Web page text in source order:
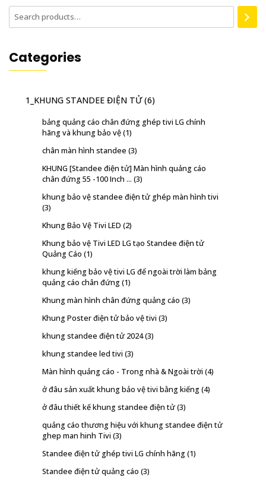
Categories
1_KHUNG STANDEE ĐIỆN TỬ (6)
bảng quảng cáo chân đứng ghép tivi LG chính
hãng và khung bảo vệ(1)
chân màn hình standee (3)
KHUNG [Standee điện tử] Màn hình quảng cáo
chân đứng 55 -100 Inch ... (3)
khung bảo vệ standee điện tử ghép màn hình tivi
(3)
Khung Bảo Vệ Tivi LED (2)
Khung bảo vệ Tivi LED LG tạo Standee điện tử
Quảng Cáo (1)
khung kiếng bảo vệ tivi LG để ngoài trời làm bảng
quảng cáo chân đứng(1)
Khung màn hình chân đứng quảng cáo (3)
Khung Poster điện tử bảo vệ tivi (3)
khung standee điện tử 2024(3)
khung standee led tivi (3)
Màn hình quảng cáo - Trong nhà & Ngoài trời (4)
ở đâu sản xuất khung bảo vệ tivi bằng kiếng(4)
ở đâu thiết kế khung standee điện tử(3)
quảng cáo thương hiệu với khung standee điện tử
ghep man hinh Tivi (3)
Standee điện tử ghép tivi LG chính hãng(1)
Standee điện tử quảng cáo (3)